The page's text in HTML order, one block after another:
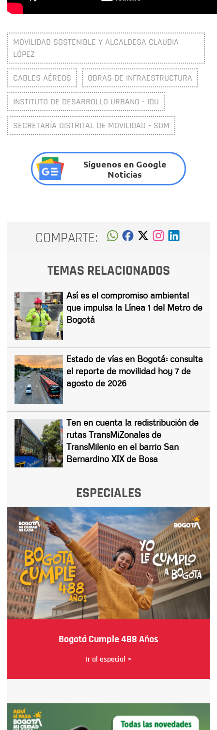
MOVILIDAD SOSTENIBLE Y ALCALDESA CLAUDIA
LÓPEZ
CABLES AÉREOS OBRAS DE INFRAESTRUCTURA
INSTITUTO DE DESARROLLO URBANO - IDU
SECRETARÍA DISTRITAL DE MOVILIDAD - SDM
Síguenos en Google
Noticias
COMPARTE:
TEMAS RELACIONADOS
Así es el compromiso ambiental
que impulsa la Línea 1 del Metro de
Bogotá
Estado de vías en Bogotá: consulta
el reporte de movilidad hoy 7 de
agosto de 2026
Ten en cuenta la redistribución de
rutas TransMiZonales de
TransMilenio en el barrio San
Bernardino XIX de Bosa
ESPECIALES
Bogotá Cumple 488 Años
Ir al especial >